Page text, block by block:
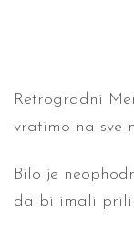
Retrogradni
vratimo na sve
Bilo je
da bi imali